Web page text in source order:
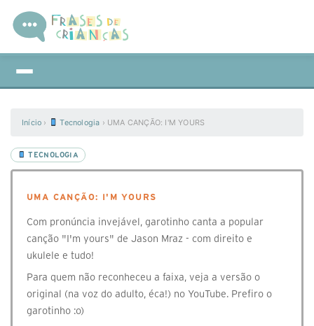
Início › Tecnologia › UMA CANÇÃO: I'M YOURS
TECNOLOGIA
UMA CANÇÃO: I'M YOURS
Com pronúncia invejável, garotinho canta a popular
canção "I'm yours" de Jason Mraz - com direito e
ukulele e tudo!
Para quem não reconheceu a faixa, veja a versão o
original (na voz do adulto, éca!) no YouTube. Prefiro o
garotinho :o)